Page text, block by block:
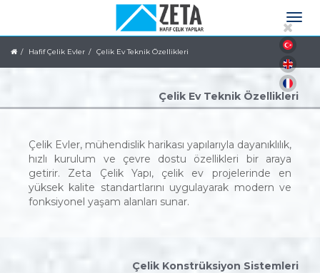
Hafif Çelik Evler Çelik Ev Teknik Özellikleri
Çelik Ev Teknik Özellikleri
Çelik Evler, mühendislik harikası yapılarıyla dayanıklılık,
hızlı kurulum ve çevre dostu özellikleri bir araya
getirir. Zeta Çelik Yapı, çelik ev projelerinde en
yüksek kalite standartlarını uygulayarak modern ve
fonksiyonel yaşam alanları sunar.
Çelik Konstrüksiyon Sistemleri